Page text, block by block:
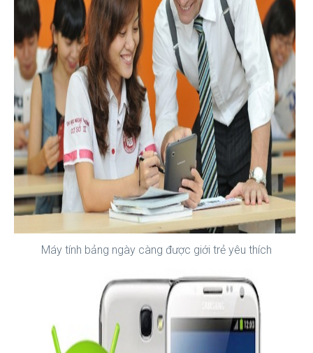
Máy tính bảng ngày càng được giới trẻ yêu thích